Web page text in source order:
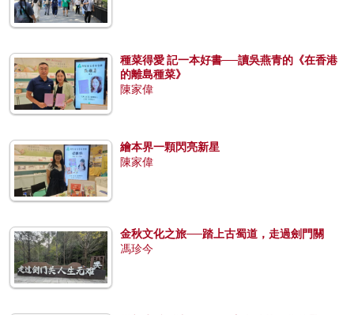
種菜得愛 記一本好書──讀吳燕青的《在香港
的離島種菜》
陳家偉
繪本界一顆閃亮新星
陳家偉
金秋文化之旅──踏上古蜀道，走過劍門關
馮珍今